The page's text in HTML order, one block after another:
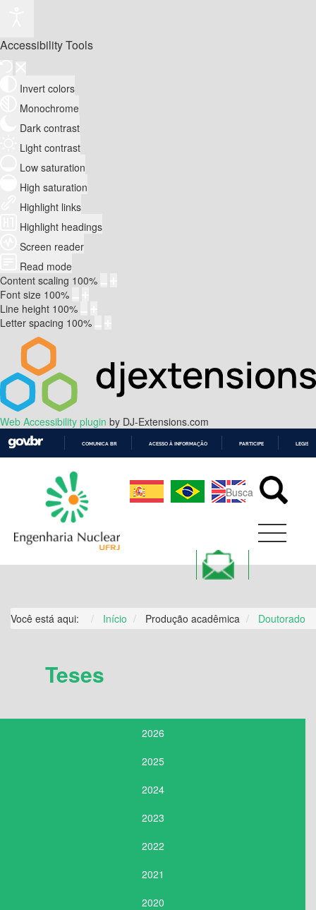
Accessibility Tools
Invert colors
Monochrome
Dark contrast
Light contrast
Low saturation
High saturation
Highlight links
Highlight headings
Screen reader
Read mode
Content scaling 100%
Font size 100%
Line height 100%
Letter spacing 100%
Web Accessibility plugin by DJ-Extensions.com
CONTEÚDO
COMUNICA BR ACESSO À INFORMAÇÃO PARTICIPE
Você está aqui: Início Produção acadêmica Doutorado
Teses
2026
2025
2024
2023
2022
2021
2020